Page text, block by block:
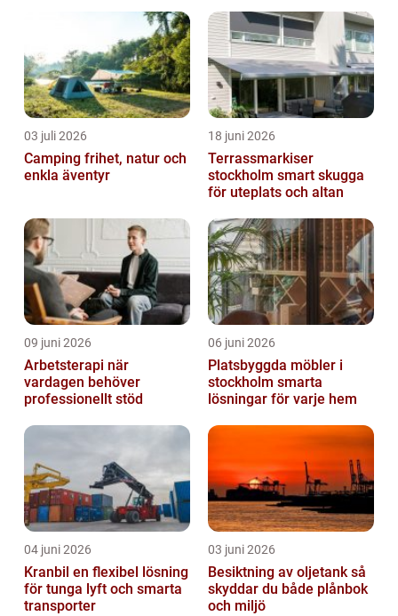
03 juli 2026
Camping frihet, natur och
enkla äventyr
18 juni 2026
Terrassmarkiser
stockholm smart skugga
för uteplats och altan
09 juni 2026
Arbetsterapi när
vardagen behöver
professionellt stöd
06 juni 2026
Platsbyggda möbler i
stockholm smarta
lösningar för varje hem
04 juni 2026
Kranbil en flexibel lösning
för tunga lyft och smarta
transporter
03 juni 2026
Besiktning av oljetank så
skyddar du både plånbok
och miljö